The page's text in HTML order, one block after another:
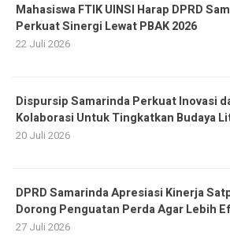
Mahasiswa FTIK UINSI Harap DPRD
Perkuat Sinergi Lewat PBAK 2026
22 Juli 2026
Dispursip Samarinda Perkuat Inovasi
Kolaborasi Untuk Tingkatkan Budaya
20 Juli 2026
DPRD Samarinda Apresiasi Kinerja
Dorong Penguatan Perda Agar Lebih
27 Juli 2026